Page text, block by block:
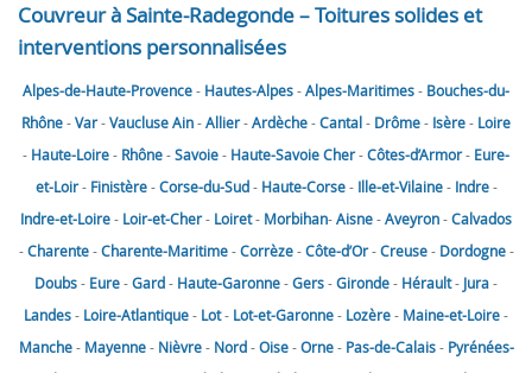
Couvreur à Sainte-Radegonde – Toitures solides et
interventions personnalisées
Alpes-de-Haute-Provence- Hautes-Alpes-Alpes-Maritimes- Bouches-du-
Rhône-Var-VaucluseAin-Allier-Ardèche-Cantal- Drôme- Isère- Loire
- Haute-Loire- Rhône-Savoie- Haute-SavoieCher-Côtes-d’Armor- Eure-
et-Loir- Finistère-Corse-du-Sud- Haute-Corse- Ille-et-Vilaine- Indre-
Indre-et-Loire- Loir-et-Cher- Loiret- Morbihan-Aisne-Aveyron-Calvados
-Charente-Charente-Maritime-Corrèze-Côte-d’Or-Creuse- Dordogne-
Doubs- Eure-Gard- Haute-Garonne-Gers-Gironde- Hérault- Jura-
Landes- Loire-Atlantique- Lot- Lot-et-Garonne- Lozère- Maine-et-Loire-
Manche- Mayenne- Nièvre- Nord-Oise-Orne- Pas-de-Calais- Pyrénées-